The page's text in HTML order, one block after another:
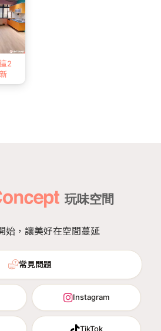
2
始，讓美好在空間蔓延
常見問題
Instagram
TikTok